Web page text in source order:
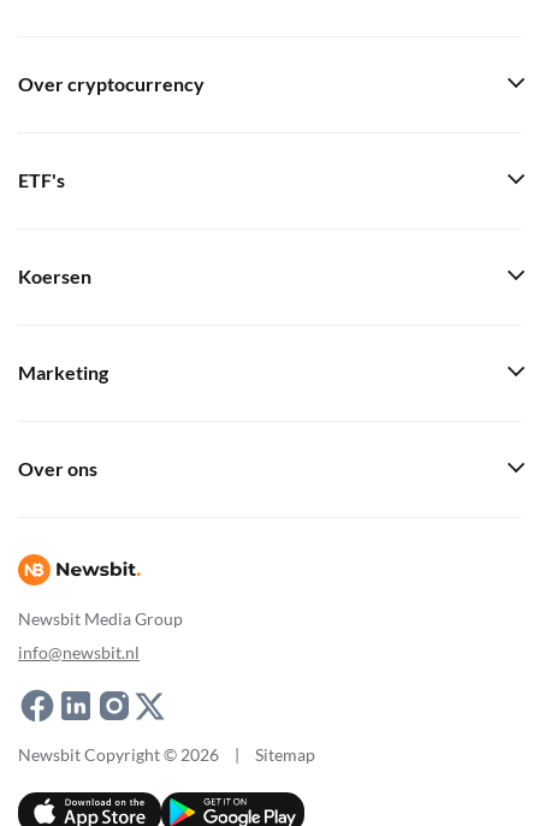
Newsbit Media Group
info@newsbit.nl
Over cryptocurrency
ETF's
Koersen
Marketing
Over ons
Newsbit Copyright © 2026 | Sitemap